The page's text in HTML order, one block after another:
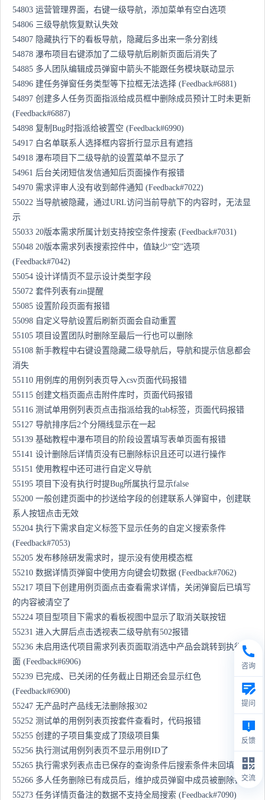
54803 运营管理界面，右键一级导航，添加菜单有空白选项
54806 三级导航恢复默认失效
54807 隐藏执行下的看板导航，隐藏后多出来一条分割线
54878 瀑布项目右键添加了二级导航后刷新页面后消失了
54885 多人团队编辑成员弹窗中箭头不能跟任务模块联动显示
54896 建任务弹窗任务类型等下拉框无法选择 (Feedback#6881)
54897 创建多人任务页面指派给成员框中删除成员预计工时未更新
(Feedback#6887)
54898 复制Bug时指派给被置空 (Feedback#6990)
54917 白名单联系人选择框内容折行显示且有遮挡
54918 瀑布项目下二级导航的设置菜单不显示了
54961 后台关闭短信发信通知后页面操作有报错
54970 需求评审人没有收到邮件通知 (Feedback#7022)
55022 当导航被隐藏，通过URL访问当前导航下的内容时，无法显
示
55033 20版本需求所属计划支持按空条件搜索 (Feedback#7031)
55048 20版本需求列表搜索控件中，值缺少“空”选项
(Feedback#7042)
55054 设计详情页不显示设计类型字段
55072 套件列表有zin提醒
55085 设置阶段页面有报错
55098 自定义导航设置后刷新页面会自动重置
55105 项目设置团队时删除至最后一行也可以删除
55108 新手教程中右键设置隐藏二级导航后，导航和提示信息都会
消失
55110 用例库的用例列表页导入csv页面代码报错
55115 创建文档页面点击附件库时，页面代码报错
55116 测试单用例列表页点击指派给我的tab标签，页面代码报错
55127 导航排序后2个分隔线显示在一起
55139 基础教程中瀑布项目的阶段设置填写表单页面有报错
55141 设计删除后详情页没有已删除标识且还可以进行操作
55151 使用教程中还可进行自定义导航
55195 项目下没有执行时提Bug所属执行显示false
55200 一般创建页面中的抄送给字段的创建联系人弹窗中，创建联
系人按钮点击无效
55204 执行下需求自定义标签下显示任务的自定义搜索条件
(Feedback#7053)
55205 发布移除研发需求时，提示没有使用模态框
55210 数据详情页弹窗中使用方向键会切数据 (Feedback#7062)
55217 项目下创建用例页面点击查看需求详情，关闭弹窗后已填写
的内容被清空了
55224 项目型项目下需求的看板视图中显示了取消关联按钮
55231 进入大屏后点击透视表二级导航有502报错
55236 未启用迭代项目需求列表页面取消选中产品会跳转到执行页
面 (Feedback#6906)
55239 已完成、已关闭的任务截止日期还会显示红色
(Feedback#6900)
55247 无产品时产品线无法删除报302
55252 测试单的用例列表页按套件查看时，代码报错
55255 创建的子项目集变成了顶级项目集
55256 执行测试用例列表页不显示用例ID了
55265 执行需求列表点击已保存的查询条件后搜索条件未回填
55266 多人任务删除已有成员后，维护成员弹窗中成员被删除错误
55273 任务详情页备注的数据不支持全局搜索 (Feedback#7090)
咨询
提问
反馈
交流